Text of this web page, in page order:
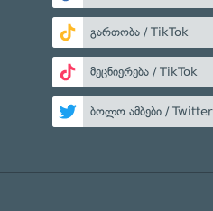
გართობა / TikTok
მეცნიერება / TikTok
ბოლო ამბები / Twitter